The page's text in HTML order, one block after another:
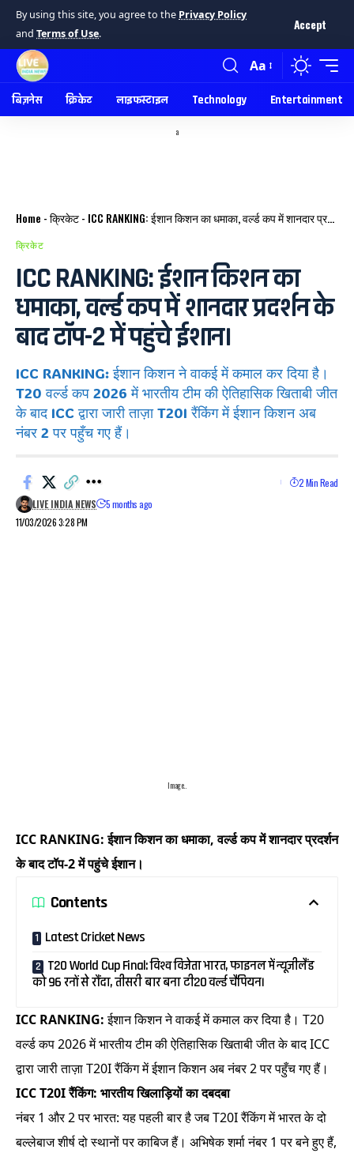
By using this site, you agree to the Privacy Policy
and Terms of Use.
Accept
Aa
बिज़नेस क्रिकेट लाइफस्टाइल Technology Entertainment
a
Home -क्रिकेट- ICC RANKING: ईशान किशन का धमाका, वर्ल्ड कप में शानदार प्रदर्शन के बाद टॉप-2 में पहुंचे ईशान।
क्रिकेट
ICC RANKING: ईशान किशन का
धमाका, वर्ल्ड कप में शानदार प्रदर्शन के
बाद टॉप-2 में पहुंचे ईशान।
ICC RANKING: ईशान किशन ने वाकई में कमाल कर दिया है।
T20 वर्ल्ड कप 2026 में भारतीय टीम की ऐतिहासिक खिताबी जीत
के बाद ICC द्वारा जारी ताज़ा T20I रैंकिंग में ईशान किशन अब
नंबर 2 पर पहुँच गए हैं।
11/03/2026 3:28 PM
LIVE INDIA NEWS 5 months ago
2 Min Read
Image..
ICC RANKING: ईशान किशन का धमाका, वर्ल्ड कप में शानदार प्रदर्शन
के बाद टॉप-2 में पहुंचे ईशान।
Contents
Latest Cricket News
T20 World Cup Final: विश्व विजेता भारत, फाइनल में न्यूजीलैंड
को 96 रनों से रौंदा, तीसरी बार बना टी20 वर्ल्ड चैंपियन।
ICC RANKING:ईशान किशन ने वाकई में कमाल कर दिया है। T20
वर्ल्ड कप 2026 में भारतीय टीम की ऐतिहासिक खिताबी जीत के बाद ICC
द्वारा जारी ताज़ा T20I रैंकिंग में ईशान किशन अब नंबर 2 पर पहुँच गए हैं।
ICC T20I रैंकिंग: भारतीय खिलाड़ियों का दबदबा
नंबर 1 और 2 पर भारत: यह पहली बार है जब T20I रैंकिंग में भारत के दो
बल्लेबाज शीर्ष दो स्थानों पर काबिज हैं। अभिषेक शर्मा नंबर 1 पर बने हुए हैं,